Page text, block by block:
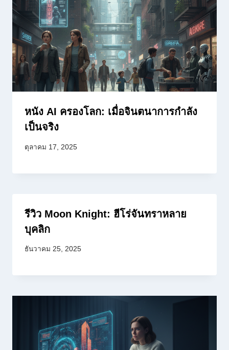
หนัง AI ครองโลก: เมื่อจินตนาการกำลัง
เป็นจริง
ตุลาคม 17, 2025
รีวิว Moon Knight: ฮีโร่จันทราหลาย
บุคลิก
ธันวาคม 25, 2025